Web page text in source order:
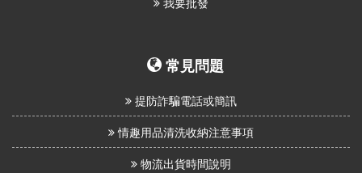
常見問題
提防詐騙電話或簡訊
情趣用品清洗收納注意事項
物流出貨時間說明